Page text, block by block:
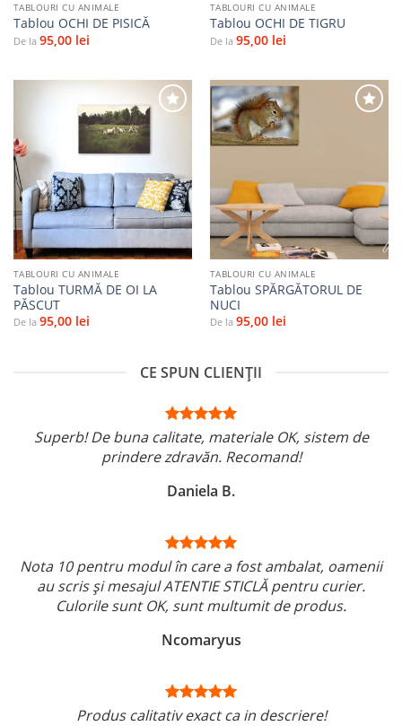
TABLOURI CU ANIMALE
Tablou OCHI DE PISICĂ
De la 95,00 lei
TABLOURI CU ANIMALE
Tablou OCHI DE TIGRU
De la 95,00 lei
Adaugă
favorite
TABLOURI CU ANIMALE
Tablou TURMĂ DE OI LA
PĂSCUT
De la 95,00 lei
favorite
TABLOURI CU ANIMALE
Tablou SPĂRGĂTORUL DE
NUCI
De la 95,00 lei
CE SPUN CLIENȚII
Superb! De buna calitate, materiale OK, sistem de
prindere zdravăn. Recomand!
Daniela B.
Nota 10 pentru modul în care a fost ambalat, oamenii
au scris și mesajul ATENTIE STICLĂ pentru curier.
Culorile sunt OK, sunt multumit de produs.
Ncomaryus
Produs calitativ exact ca in descriere!